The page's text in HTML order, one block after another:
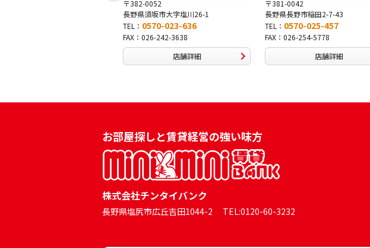
〒382-0052
長野県須坂市大字塩川26-1
TEL： 0570-023-636
FAX：026-242-3638
店舗詳細
〒381-0042
長野県長野市稲田2-7-43
TEL： 0570-025-457
FAX：026-254-5778
店舗詳細
お部屋探しと賃貸経営の強い味方
株式会社チンタイバンク
長野県塩尻市広丘吉田1044-2 TEL:0120-60-3232